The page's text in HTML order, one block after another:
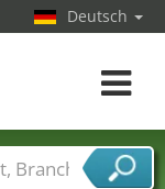
Deutsch
Toggle